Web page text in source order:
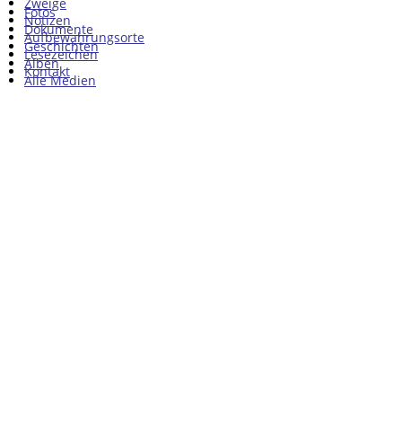
Fotos
Dokumente
Geschichten
Alben
Alle Medien
Notizen
Aufbewahrungsorte
Lesezeichen
Kontakt